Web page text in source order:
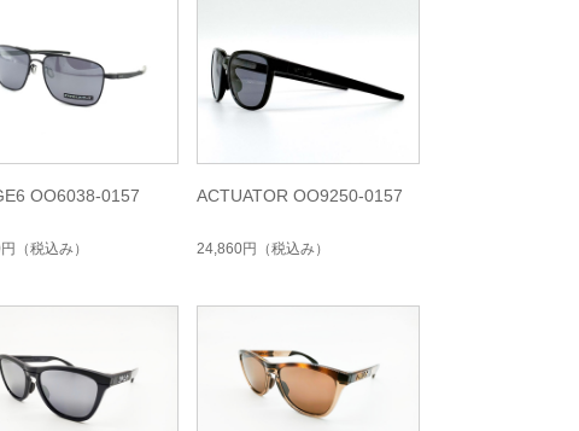
OO6038-0157
（税込み）
ACTUATOR OO9250-0157
24,860円 （税込み）